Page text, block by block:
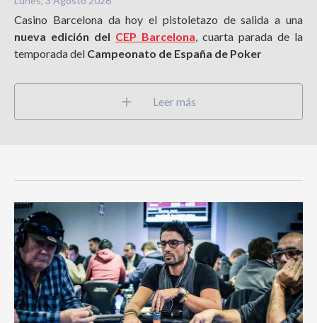
Casino Barcelona da hoy el pistoletazo de salida a una
nueva edición del CEP Barcelona , cuarta parada de la
temporada del Campeonato de España de Poker
Leer más